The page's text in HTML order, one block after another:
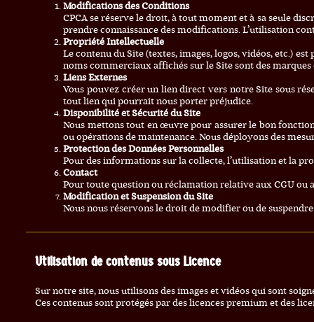
Modifications des Conditions
CPCA se réserve le droit, à tout moment et à sa seule
prendre connaissance des modifications. L’utilisation
Propriété Intellectuelle
Le contenu du Site (textes, images, logos, vidéos, etc.)
noms commerciaux affichés sur le Site sont des marques
Liens Externes
Vous pouvez créer un lien direct vers notre Site sous
tout lien qui pourrait nous porter préjudice.
Disponibilité et Sécurité du Site
Nous mettons tout en œuvre pour assurer le bon
ou opérations de maintenance. Nous déployons des
Protection des Données Personnelles
Pour des informations sur la collecte, l’utilisation et la
Contact
Pour toute question ou réclamation relative aux CGU ou
Modification et Suspension du Site
Nous nous réservons le droit de modifier ou de
Utilisation de contenus sous Licence
Sur notre site, nous utilisons des images et vidéos qui sont
Ces contenus sont protégés par des licences premium et des